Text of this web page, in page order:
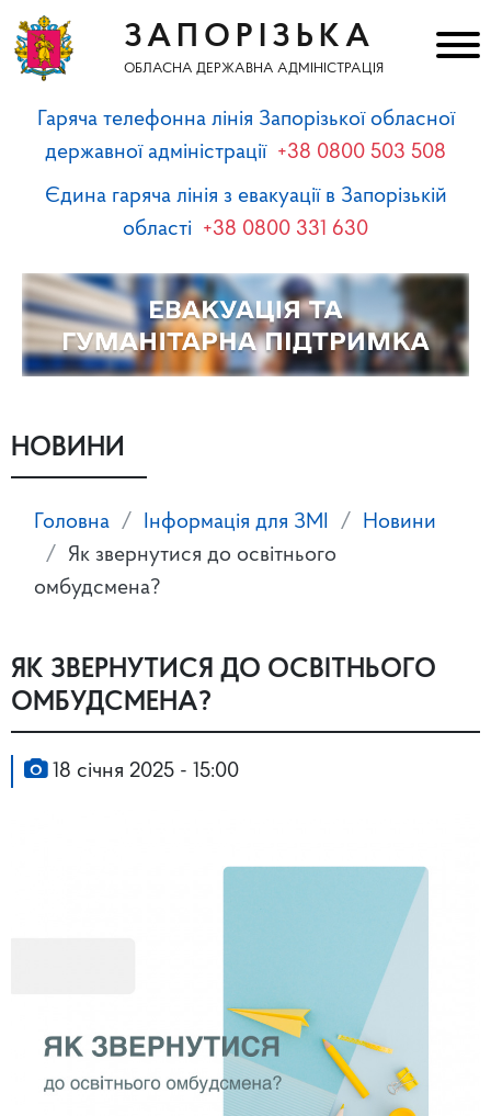
ЗАПОРІЗЬКА
ОБЛАСНА ДЕРЖАВНА АДМІНІСТРАЦІЯ
Гаряча телефонна лінія Запорізької обласної
державної адміністрації +38 0800 503 508
Єдина гаряча лінія з евакуації в Запорізькій
області +38 0800 331 630
НОВИНИ
Головна Інформація для ЗМІ
Новини
Як звернутися до освітнього
омбудсмена?
ЯК ЗВЕРНУТИСЯ ДО ОСВІТНЬОГО
ОМБУДСМЕНА?
18 січня 2025 - 15:00